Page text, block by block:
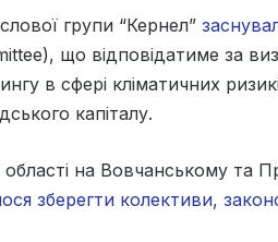
групи “Кернел”
що відповідатиме за
в сфері кліматичних
капіталу.
області на Вовчанському та
зберегти колективи,